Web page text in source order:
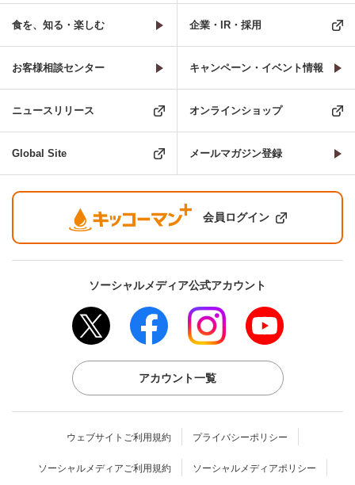
食を、知る・楽しむ 企業・IR・採用
お客様相談センター キャンペーン・イベント情報
ニュースリリース オンラインショップ
Global Site メールマガジン登録
会員ログイン
ソーシャルメディア公式アカウント
アカウント一覧
ウェブサイトご利用規約 プライバシーポリシー
ソーシャルメディアご利用規約 ソーシャルメディアポリシー